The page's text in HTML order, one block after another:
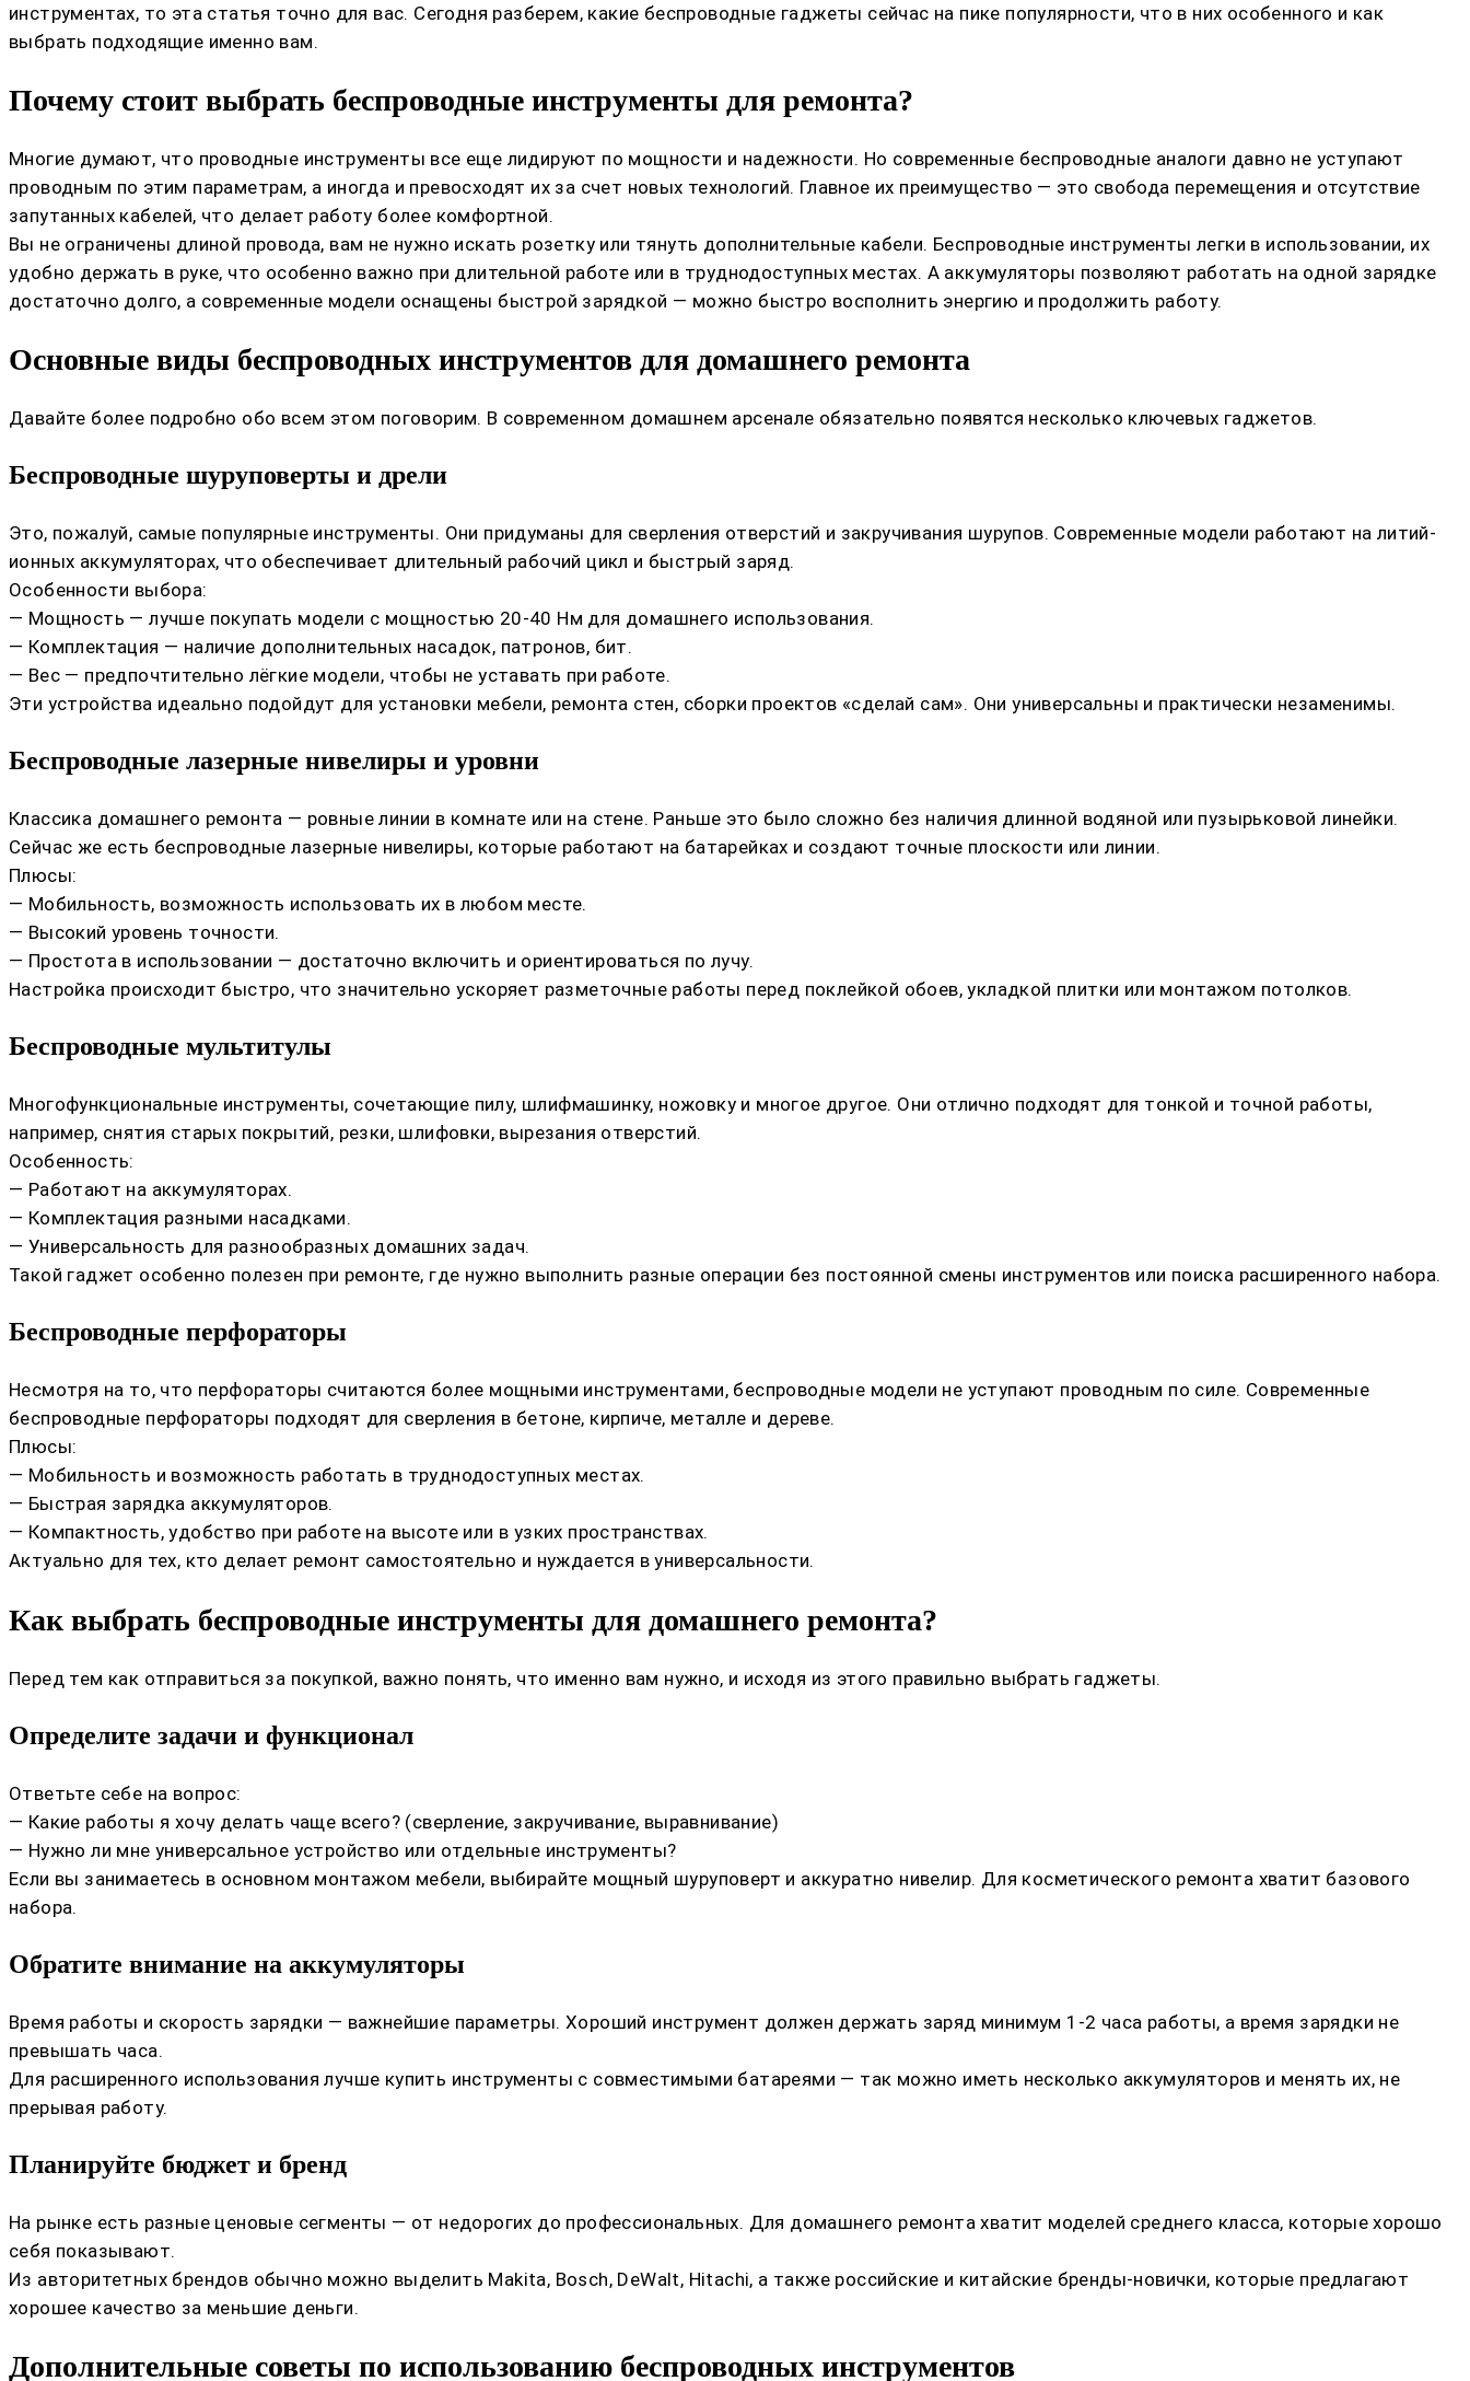
инструментах, то эта статья точно для вас. Сегодня разберем, какие беспроводные гаджеты сейчас на пике популярности, что в них особенного и как
выбрать подходящие именно вам.
Почему стоит выбрать беспроводные инструменты для ремонта?
Многие думают, что проводные инструменты все еще лидируют по мощности и надежности. Но современные беспроводные аналоги давно не уступают
проводным по этим параметрам, а иногда и превосходят их за счет новых технологий. Главное их преимущество — это свобода перемещения и отсутствие
запутанных кабелей, что делает работу более комфортной.
Вы не ограничены длиной провода, вам не нужно искать розетку или тянуть дополнительные кабели. Беспроводные инструменты легки в использовании, их
удобно держать в руке, что особенно важно при длительной работе или в труднодоступных местах. А аккумуляторы позволяют работать на одной зарядке
достаточно долго, а современные модели оснащены быстрой зарядкой — можно быстро восполнить энергию и продолжить работу.
Основные виды беспроводных инструментов для домашнего ремонта
Давайте более подробно обо всем этом поговорим. В современном домашнем арсенале обязательно появятся несколько ключевых гаджетов.
Беспроводные шуруповерты и дрели
Это, пожалуй, самые популярные инструменты. Они придуманы для сверления отверстий и закручивания шурупов. Современные модели работают на литий-
ионных аккумуляторах, что обеспечивает длительный рабочий цикл и быстрый заряд.
Особенности выбора:
— Мощность — лучше покупать модели с мощностью 20-40 Нм для домашнего использования.
— Комплектация — наличие дополнительных насадок, патронов, бит.
— Вес — предпочтительно лёгкие модели, чтобы не уставать при работе.
Эти устройства идеально подойдут для установки мебели, ремонта стен, сборки проектов «сделай сам». Они универсальны и практически незаменимы.
Беспроводные лазерные нивелиры и уровни
Классика домашнего ремонта — ровные линии в комнате или на стене. Раньше это было сложно без наличия длинной водяной или пузырьковой линейки.
Сейчас же есть беспроводные лазерные нивелиры, которые работают на батарейках и создают точные плоскости или линии.
Плюсы:
— Мобильность, возможность использовать их в любом месте.
— Высокий уровень точности.
— Простота в использовании — достаточно включить и ориентироваться по лучу.
Настройка происходит быстро, что значительно ускоряет разметочные работы перед поклейкой обоев, укладкой плитки или монтажом потолков.
Беспроводные мультитулы
Многофункциональные инструменты, сочетающие пилу, шлифмашинку, ножовку и многое другое. Они отлично подходят для тонкой и точной работы,
например, снятия старых покрытий, резки, шлифовки, вырезания отверстий.
Особенность:
— Работают на аккумуляторах.
— Комплектация разными насадками.
— Универсальность для разнообразных домашних задач.
Такой гаджет особенно полезен при ремонте, где нужно выполнить разные операции без постоянной смены инструментов или поиска расширенного набора.
Беспроводные перфораторы
Несмотря на то, что перфораторы считаются более мощными инструментами, беспроводные модели не уступают проводным по силе. Современные
беспроводные перфораторы подходят для сверления в бетоне, кирпиче, металле и дереве.
Плюсы:
— Мобильность и возможность работать в труднодоступных местах.
— Быстрая зарядка аккумуляторов.
— Компактность, удобство при работе на высоте или в узких пространствах.
Актуально для тех, кто делает ремонт самостоятельно и нуждается в универсальности.
Как выбрать беспроводные инструменты для домашнего ремонта?
Перед тем как отправиться за покупкой, важно понять, что именно вам нужно, и исходя из этого правильно выбрать гаджеты.
Определите задачи и функционал
Ответьте себе на вопрос:
— Какие работы я хочу делать чаще всего? (сверление, закручивание, выравнивание)
— Нужно ли мне универсальное устройство или отдельные инструменты?
Если вы занимаетесь в основном монтажом мебели, выбирайте мощный шуруповерт и аккуратно нивелир. Для косметического ремонта хватит базового
набора.
Обратите внимание на аккумуляторы
Время работы и скорость зарядки — важнейшие параметры. Хороший инструмент должен держать заряд минимум 1-2 часа работы, а время зарядки не
превышать часа.
Для расширенного использования лучше купить инструменты с совместимыми батареями — так можно иметь несколько аккумуляторов и менять их, не
прерывая работу.
Планируйте бюджет и бренд
На рынке есть разные ценовые сегменты — от недорогих до профессиональных. Для домашнего ремонта хватит моделей среднего класса, которые хорошо
себя показывают.
Из авторитетных брендов обычно можно выделить Makita, Bosch, DeWalt, Hitachi, а также российские и китайские бренды-новички, которые предлагают
хорошее качество за меньшие деньги.
Дополнительные советы по использованию беспроводных инструментов